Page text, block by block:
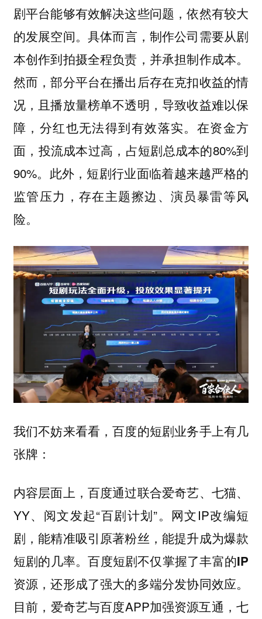
剧平台能够有效解决这些问题，依然有较大
的发展空间。具体而言，制作公司需要从剧
本创作到拍摄全程负责，并承担制作成本。
然而，部分平台在播出后存在克扣收益的情
况，且播放量榜单不透明，导致收益难以保
障，分红也无法得到有效落实。在资金方
面，投流成本过高，占短剧总成本的80%到
90%。此外，短剧行业面临着越来越严格的
监管压力，存在主题擦边、演员暴雷等风
险。
我们不妨来看看，百度的短剧业务手上有几
张牌：
内容层面上，百度通过联合爱奇艺、七猫、
YY、阅文发起“百剧计划”。网文IP改编短
剧，能精准吸引原著粉丝，能提升成为爆款
短剧的几率。百度短剧不仅掌握了丰富的IP
资源，还形成了强大的多端分发协同效应。
目前，爱奇艺与百度APP加强资源互通，七